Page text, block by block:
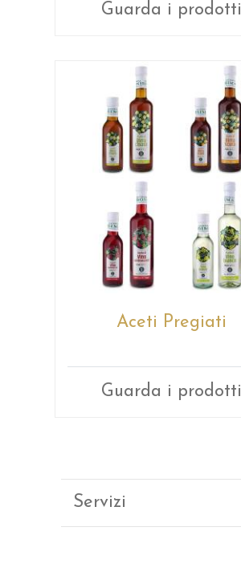
Guarda i prodotti
Aceti Pregiati
Guarda i prodotti
Servizi